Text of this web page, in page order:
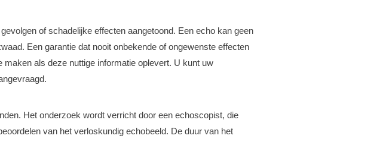
of schadelijke effecten aangetoond. Een echo kan geen
Een garantie dat nooit onbekende of ongewenste effecten
als deze nuttige informatie oplevert. U kunt uw
Het onderzoek wordt verricht door een echoscopist, die
van het verloskundig echobeeld. De duur van het